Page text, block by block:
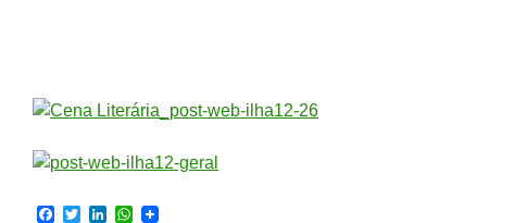
F
T
L
W